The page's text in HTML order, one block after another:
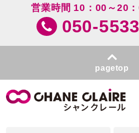
営業時間 10：00～20
050-
pagetop